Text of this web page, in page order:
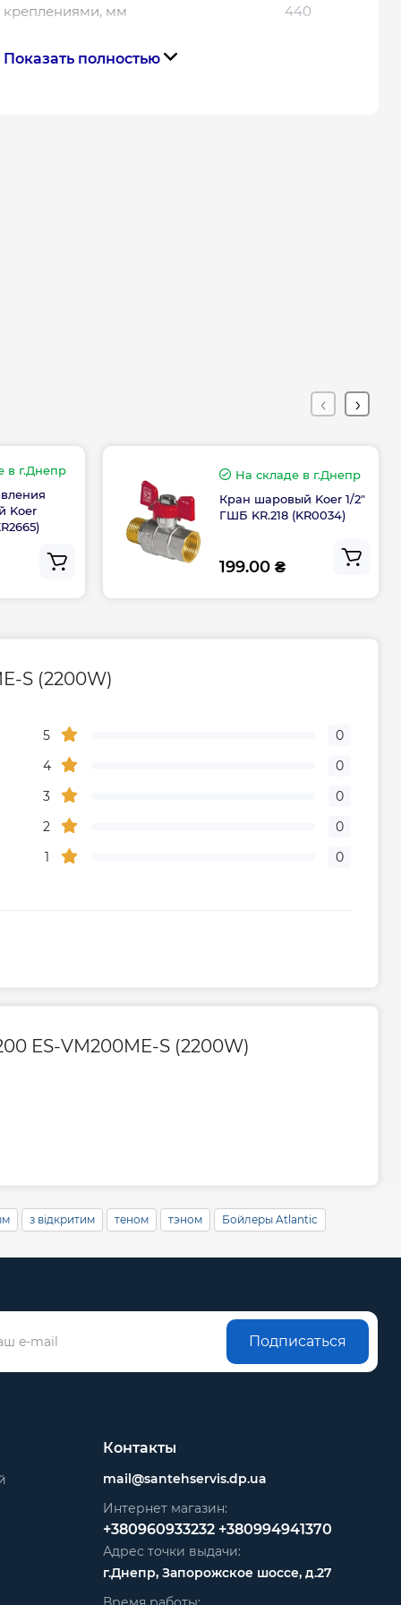
креплениями, мм 440
530
513
мес 84
центра
Показать полностью
в г.Днепр
Koer
На складев г.Днепр
Кран шаровый Koer 1/2"
ГШБ KR.218 (KR0034)
199.00 ₴
S (2200W)
5
0
4
0
3
0
2
0
1
0
ES-VM200ME-S (2200W)
з відкритим теном тэном Бойлеры Atlantic
Подписаться
Контакты
mail@santehservis.dp.ua
Интернет магазин:
+380960933232 +380994941370
Адрес точки выдачи:
г.Днепр, Запорожское шоссе, д.27